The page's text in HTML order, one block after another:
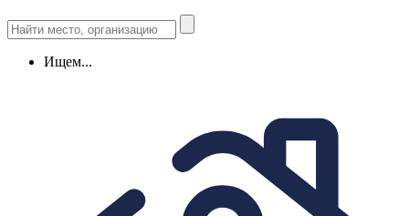
Ищем...